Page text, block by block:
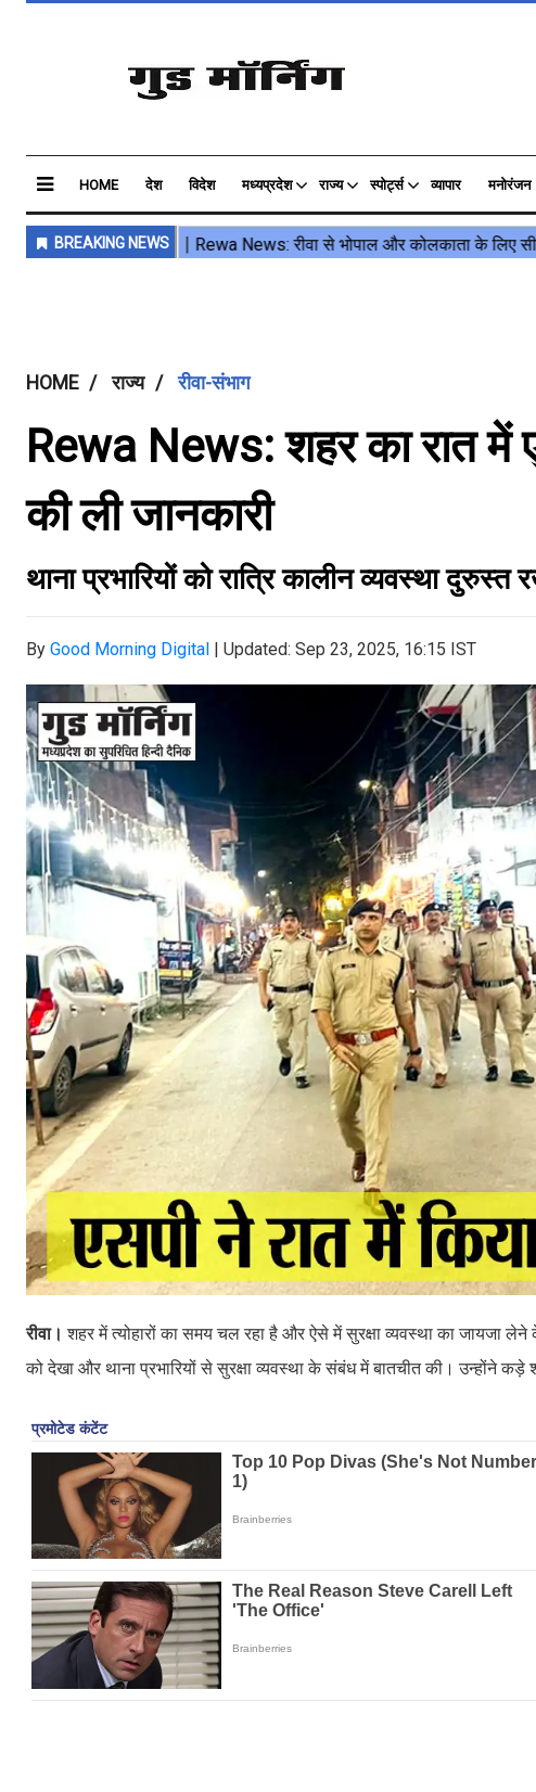
HOME देश विदेश मध्यप्रदेश राज्य स्पोर्ट्स व्यापार मनोरंजन
HOME राज्य रीवा-संभाग
Rewa News: शहर का रात में
की ली जानकारी
थाना प्रभारियों को रात्रि कालीन व्यवस्था
By Good Morning Digital | Updated: Sep 23, 2025, 16:15 IST
रीवा।शहर में त्योहारों का समय चल रहा है और ऐसे में सुरक्षा व्यवस्था का जायजा
को देखा और थाना प्रभारियों से सुरक्षा व्यवस्था के संबंध में बातचीत की। उन्होंने कड़े